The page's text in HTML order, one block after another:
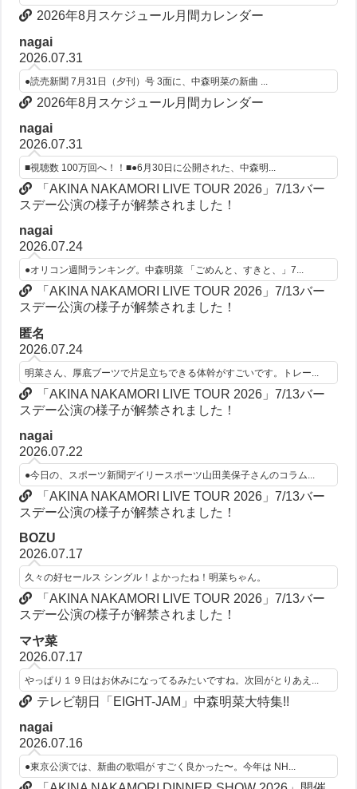
2026年8月スケジュール月間カレンダー
nagai
2026.07.31
●読売新聞 7月31日（夕刊）号 3面に、中森明菜の新曲 ...
2026年8月スケジュール月間カレンダー
nagai
2026.07.31
■視聴数 100万回へ！！■●6月30日に公開された、中森明...
「AKINA NAKAMORI LIVE TOUR 2026」7/13バー
スデー公演の様子が解禁されました！
nagai
2026.07.24
●オリコン週間ランキング。中森明菜 「ごめんと、すきと、」7...
「AKINA NAKAMORI LIVE TOUR 2026」7/13バー
スデー公演の様子が解禁されました！
匿名
2026.07.24
明菜さん、厚底ブーツで片足立ちできる体幹がすごいです。トレー...
「AKINA NAKAMORI LIVE TOUR 2026」7/13バー
スデー公演の様子が解禁されました！
nagai
2026.07.22
●今日の、スポーツ新聞デイリースポーツ山田美保子さんのコラム...
「AKINA NAKAMORI LIVE TOUR 2026」7/13バー
スデー公演の様子が解禁されました！
BOZU
2026.07.17
久々の好セールス シングル！よかったね！明菜ちゃん。
「AKINA NAKAMORI LIVE TOUR 2026」7/13バー
スデー公演の様子が解禁されました！
マヤ菜
2026.07.17
やっぱり１９日はお休みになってるみたいですね。次回がとりあえ...
テレビ朝日「EIGHT-JAM」中森明菜大特集!!
nagai
2026.07.16
●東京公演では、新曲の歌唱が すごく良かった〜。今年は NH...